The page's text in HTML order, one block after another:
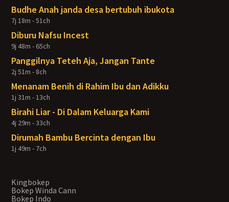
Budhe Anah janda desa bertubuh ibukota
7j 18m - 51ch
Diburu Nafsu Incest
9j 48m - 65ch
Panggilnya Teteh Aja, Jangan Tante
2j 51m - 8ch
Menanam Benih di Rahim Ibu dan Adikku
1j 31m - 13ch
Birahi Liar - Di Dalam Keluarga Kami
4j 29m - 33ch
Dirumah Bambu Bercinta dengan Ibu
1j 49m - 7ch
Kingbokep
Bokep Winda Cann
Bokep Indo